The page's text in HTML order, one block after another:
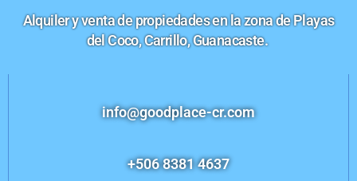
Alquiler y venta de propiedades en la zona de Playas
del Coco, Carrillo, Guanacaste.
info@goodplace-cr.com
+506 8381 4637